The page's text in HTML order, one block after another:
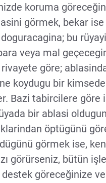
koruma
görmek, bekar
bu
veya mal
göre;
koydugu bir
Bazi tabircilere
bir ablasi
öptügünü
görmek ise,
görürseniz, bütün
göreceğinize